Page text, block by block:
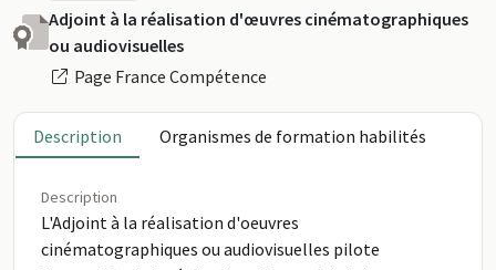
Adjoint à la réalisation d'œuvres cinématographiques
ou audiovisuelles
Page France Compétence
Description Organismes de formation habilités
Description
L'Adjoint à la réalisation d'oeuvres
cinématographiques ou audiovisuelles pilote